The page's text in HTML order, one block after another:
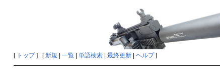
[ トップ] [新規| 一覧| 単語検索| 最終更新| ヘルプ]